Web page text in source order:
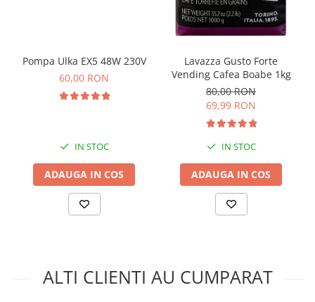
Pompa Ulka EX5 48W 230V
60,00 RON
IN STOC
ADAUGA IN COS
Lavazza Gusto Forte
Vending Cafea Boabe 1kg
80,00 RON
69,99 RON
IN STOC
ADAUGA IN COS
ALTI CLIENTI AU CUMPARAT